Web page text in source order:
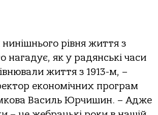
рівня життя з
нагадує, як у радянські часи
життя з 1913-м, –
економічних програм
Василь Юрчишин. – Адже